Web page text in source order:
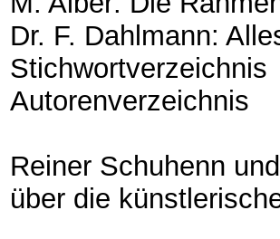
Dr. F. Dahlmann:
Stichwortverzeichnis
Autorenverzeichnis
Reiner Schuhenn
über die